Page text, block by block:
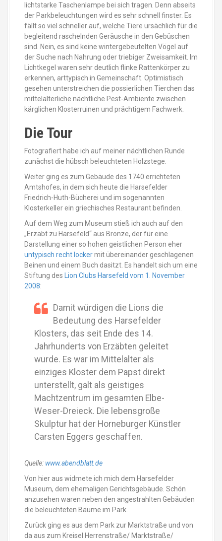
lichtstarke Taschenlampe bei sich tragen. Denn abseits
der Parkbeleuchtungen wird es sehr schnell finster. Es
fällt so viel schneller auf, welche Tiere ursächlich für die
begleitend raschelnden Geräusche in den Gebüschen
sind. Nein, es sind keine wintergebeutelten Vögel auf
der Suche nach Nahrung oder triebiger Zweisamkeit. Im
Lichtkegel waren sehr deutlich flinke Rattenkörper zu
erkennen, arttypisch in Gemeinschaft. Optimistisch
gesehen unterstreichen die possierlichen Tierchen das
mittelalterliche nächtliche Pest-Ambiente zwischen
kärglichen Klosterruinen und prächtigem Fachwerk.
Die Tour
Fotografiert habe ich auf meiner nächtlichen Runde
zunächst die hübsch beleuchteten Holzstege.
Weiter ging es zum Gebäude des 1740 errichteten
Amtshofes, in dem sich heute die Harsefelder
Friedrich-Huth-Bücherei und im sogenannten
Klosterkeller ein griechisches Restaurant befinden.
Auf dem Weg zum Museum stieß ich auch auf den
„Erzabt zu Harsefeld“ aus Bronze, der für eine
Darstellung einer so hohen geistlichen Person eher
untypisch recht lockermit übereinander geschlagenen
Beinen und einem Buch dasitzt. Es handelt sich um eine
Stiftung des
Lion Clubs Harsefeld vom 1. November
2008:
Damit würdigen die Lions die
Bedeutung des Harsefelder
Klosters, das seit Ende des 14.
Jahrhunderts von Erzäbten geleitet
wurde. Es war im Mittelalter als
einziges Kloster dem Papst direkt
unterstellt, galt als geistiges
Machtzentrum im gesamten Elbe-
Weser-Dreieck. Die lebensgroße
Skulptur hat der Horneburger Künstler
Carsten Eggers geschaffen.
Quelle: www.abendblatt.de
Von hier aus widmete ich mich dem Harsefelder
Museum, dem ehemaligen Gerichtsgebäude. Schön
anzusehen waren neben den angestrahlten Gebäuden
die beleuchteten Bäume im Park.
Zurück ging es aus dem Park zur Marktstraße und von
da aus zum Kreisel Herrenstraße/ Marktstraße/